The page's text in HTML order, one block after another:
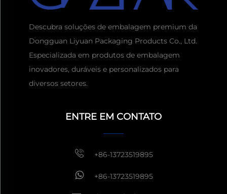
1 hora
Descubra soluções de embalagem premium da
Dongguan Liyuan Packaging Products Co., Ltd.
Especializada em produtos de embalagem
inovadores, duráveis e personalizados para
diversos setores.
ENTRE EM CONTATO
+86-13723519895
+86-13723519895